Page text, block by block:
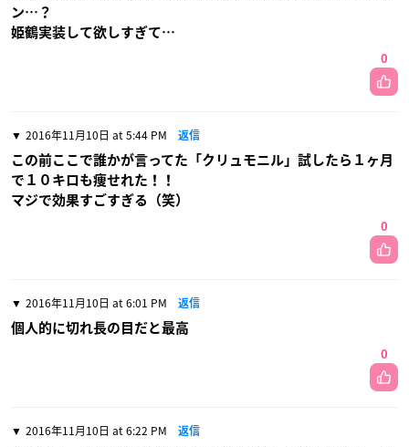
ン…？
姫鶴実装して欲しすぎて…
0
2016年11月10日 at 5:44 PM 返信
この前ここで誰かが言ってた「クリュモニル」試したら１ヶ月
で１０キロも痩せれた！！
マジで効果すごすぎる（笑）
0
2016年11月10日 at 6:01 PM 返信
個人的に切れ長の目だと最高
0
2016年11月10日 at 6:22 PM 返信